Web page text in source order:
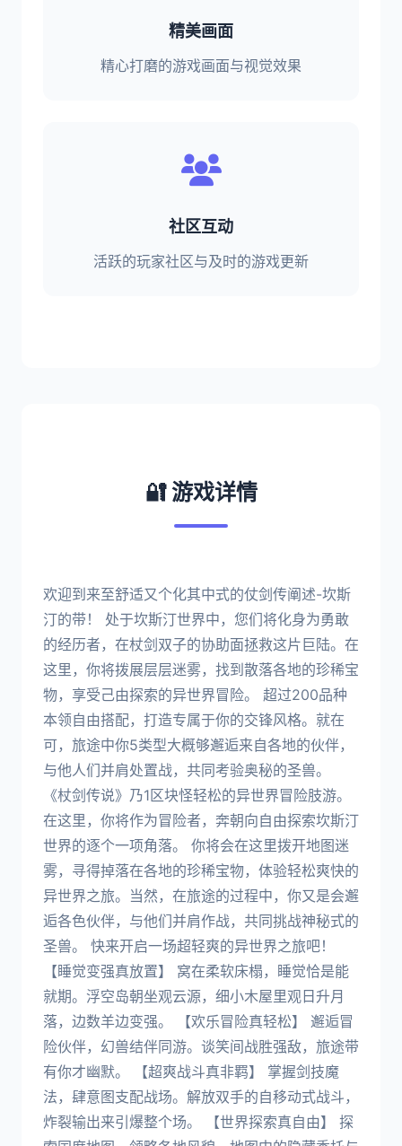
精美画面
精心打磨的游戏画面与视觉效果
社区互动
活跃的玩家社区与及时的游戏更新
🔐 游戏详情
欢迎到来至舒适又个化其中式的仗剑传阐述-坎斯
汀的带！ 处于坎斯汀世界中，您们将化身为勇敢
的经历者，在杖剑双子的协助面拯救这片巨陆。在
这里，你将拨展层层迷雾，找到散落各地的珍稀宝
物，享受己由探索的异世界冒险。 超过200品种
本领自由搭配，打造专属于你的交锋风格。就在
可，旅途中你5类型大概够邂逅来自各地的伙伴，
与他人们并肩处置战，共同考验奥秘的圣兽。
《杖剑传说》乃1区块怪轻松的异世界冒险肢游。
在这里，你将作为冒险者，奔朝向自由探索坎斯汀
世界的逐个一项角落。 你将会在这里拨开地图迷
雾，寻得掉落在各地的珍稀宝物，体验轻松爽快的
异世界之旅。当然，在旅途的过程中，你又是会邂
逅各色伙伴，与他们并肩作战，共同挑战神秘式的
圣兽。 快来开启一场超轻爽的异世界之旅吧！
【睡觉变强真放置】 窝在柔软床榻，睡觉恰是能
就期。浮空岛朝坐观云源，细小木屋里观日升月
落，边数羊边变强。 【欢乐冒险真轻松】 邂逅冒
险伙伴，幻兽结伴同游。谈笑间战胜强敌，旅途带
有你才幽默。 【超爽战斗真非羁】 掌握剑技魔
法，肆意图支配战场。解放双手的自移动式战斗，
炸裂输出来引爆整个场。 【世界探索真自由】 探